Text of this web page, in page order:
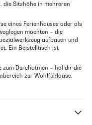
die Sitzhöhe in mehreren
eines Ferienhauses oder als
möchten – die
aufbauen und
Ein Beistelltisch ist
zum Durchatmen – hol dir die
zur Wohlfühloase.